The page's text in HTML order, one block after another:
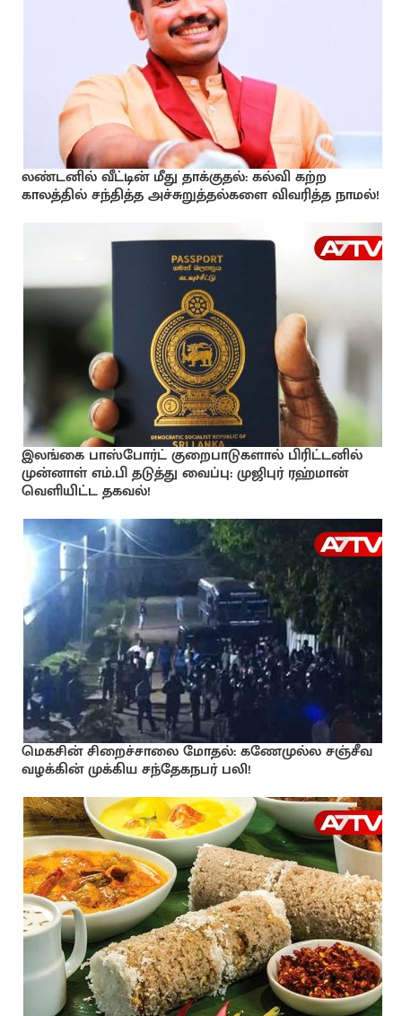
லண்டனில் வீட்டின் மீது தாக்குதல்: கல்வி கற்ற
காலத்தில் சந்தித்த அச்சுறுத்தல்களை விவரித்த நாமல்!
இலங்கை பாஸ்போர்ட் குறைபாடுகளால் பிரிட்டனில்
முன்னாள் எம்.பி தடுத்து வைப்பு: முஜிபுர் ரஹ்மான்
வெளியிட்ட தகவல்!
மெகசின் சிறைச்சாலை மோதல்: கணேமுல்ல சஞ்சீவ
வழக்கின் முக்கிய சந்தேகநபர் பலி!